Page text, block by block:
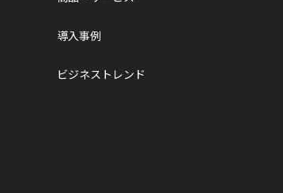
導入事例
ビジネストレンド